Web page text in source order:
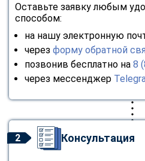
Оставьте заявку любым
способом:
на нашу электронную
через форму обратной
позвонив бесплатно на 8
через мессенджер
2 Консультация